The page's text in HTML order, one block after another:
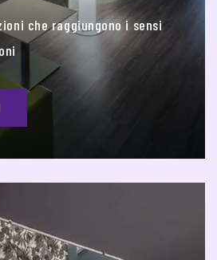
che raggiungono i sensi